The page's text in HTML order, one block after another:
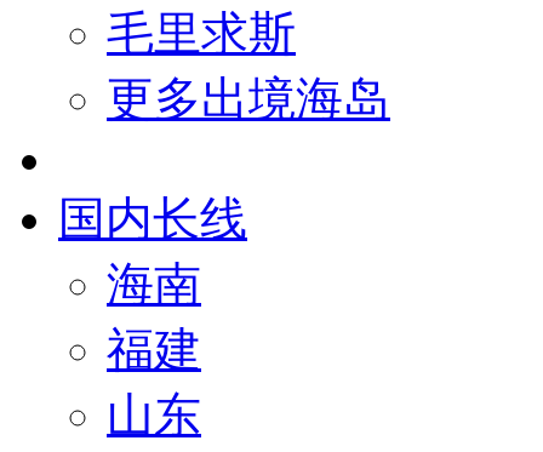
毛里求斯
更多出境海岛
国内长线
海南
福建
山东